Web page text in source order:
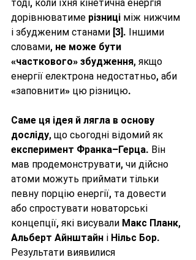
тоді, коли їхня кінетична енергія
дорівнюватиме різниці між нижчим
і збудженим станами [3]. Іншими
словами, не може бути
«часткового» збудження, якщо
енергії електрона недостатньо, аби
«заповнити» цю різницю.
Саме ця ідея й лягла в основу
досліду, що сьогодні відомий як
експеримент Франка–Герца. Він
мав продемонструвати, чи дійсно
атоми можуть приймати тільки
певну порцію енергії, та довести
або спростувати новаторські
концепції, які висували Макс Планк,
Альберт Айнштайн і Нільс Бор.
Результати виявилися